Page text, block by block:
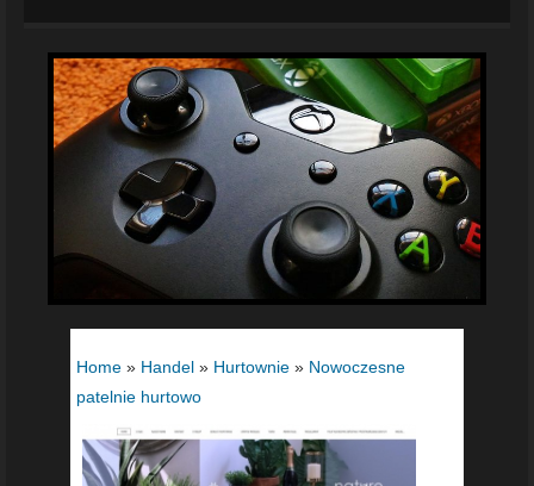
Home » Handel » Hurtownie » Nowoczesne
patelnie hurtowo